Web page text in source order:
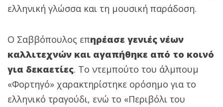
ελληνική γλώσσα και τη μουσική παράδοση.
Ο Σαββόπουλος επηρέασε γενιές νέων
καλλιτεχνών και αγαπήθηκε από το κοινό
για δεκαετίες. Το ντεμπούτο του άλμπουμ
«Φορτηγό» χαρακτηρίστηκε ορόσημο για το
ελληνικό τραγούδι, ενώ το «Περιβόλι του